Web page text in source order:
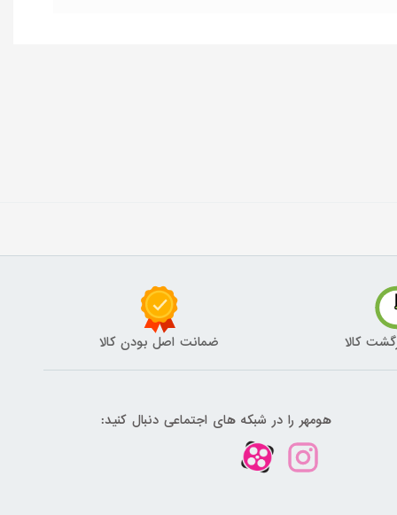
کالا ضمانت اصل بودن کالا
هومهر را در شبکه های اجتماعی دنبال کنید: